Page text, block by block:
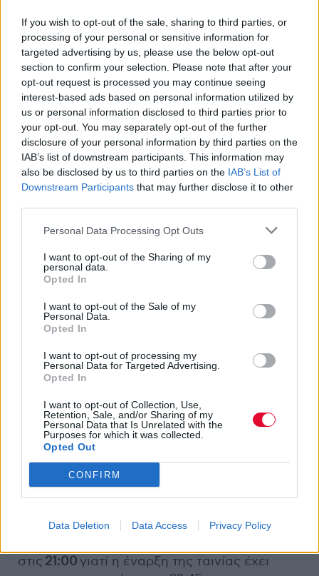
If you wish to opt-out of the sale, sharing to third parties, or
processing of your personal or sensitive information for
targeted advertising by us, please use the below opt-out
section to confirm your selection. Please note that after your
opt-out request is processed you may continue seeing
interest-based ads based on personal information utilized by
us or personal information disclosed to third parties prior to
your opt-out. You may separately opt-out of the further
disclosure of your personal information by third parties on the
IAB’s list of downstream participants. This information may
also be disclosed by us to third parties on the IAB’s List of
Downstream Participants that may further disclose it to other
Personal Data Processing Opt Outs
I want to opt-out of the Sharing of my
personal data.
Opted In
I want to opt-out of the Sale of my
Personal Data.
Opted In
I want to opt-out of processing my
Personal Data for Targeted Advertising.
Opted In
I want to opt-out of Collection, Use,
Retention, Sale, and/or Sharing of my
Personal Data that Is Unrelated with the
Purposes for which it was collected.
Opted Out
CONFIRM
Data Deletion Data Access Privacy Policy
πόλης σε μαγευτικά υπαίθρια σινεμάκαι
προετοιμάζουν μια εντυπωσιακήdrive- in
προβολή, εξασφαλίζοντας σε κάθε
περίπτωση την αρτιότερη οπτικοακουστική
εμπειρία και, φυσικά, τηρώνταςαπαρέγκλιτα
τα μέτρα προστασίας της δημόσιας υγείας
και τις αποστάσεις, όπως αυτά προβλέπονται
για τα θερινά σινεμά.
ΣΗΜΑΝΤΙΚΕΣ ΟΔΗΓΙΕΣ για την
προσέλευση του κοινού στις προβολές
Προκειμένου να διασφαλιστεί η προστασία
της δημόσιας υγείας και η ομαλή ροή των
θεατών μας στις προβολές, σας
-Η είσοδος στον χώρο προβολής θα
οδό Ιάκχουκαι με αυστηρή τήρηση των
αναγκαίων αποστάσεων μεταξύ των
ενδιαφερόμενων θεατών.
-Η διανομή των δελτίων για την προβολή των
ταινιών «Jackie Brown» (Πέμπτη 25 Ιουνίου)
και «Όλα για τη Μητέρα μου» (Παρασκευή 26
Ιουνίου) θα ξεκινήσει στις
Rocky Horror Picture Show»(Σάββατο 27
στις 21:00 γιατί η έναρξη της ταινίας έχει